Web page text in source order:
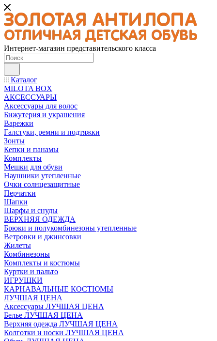
Интернет-магазин представительского класса
Каталог
MILOTA BOX
АКСЕССУАРЫ
Аксессуары для волос
Бижутерия и украшения
Варежки
Галстуки, ремни и подтяжки
Зонты
Кепки и панамы
Комплекты
Мешки для обуви
Наушники утепленные
Очки солнцезащитные
Перчатки
Шапки
Шарфы и снуды
ВЕРХНЯЯ ОДЕЖДА
Брюки и полукомбинезоны утепленные
Ветровки и джинсовки
Жилеты
Комбинезоны
Комплекты и костюмы
Куртки и пальто
ИГРУШКИ
КАРНАВАЛЬНЫЕ КОСТЮМЫ
ЛУЧШАЯ ЦЕНА
Аксессуары ЛУЧШАЯ ЦЕНА
Белье ЛУЧШАЯ ЦЕНА
Верхняя одежда ЛУЧШАЯ ЦЕНА
Колготки и носки ЛУЧШАЯ ЦЕНА